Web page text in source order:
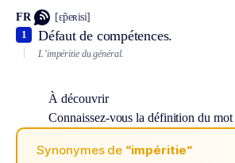
FR [ɛ̃peʀisi]
Défaut de compétences.
1
L’impéritie du général.
À découvrir
Connaissez-vous la définition du mot
Synonymes de “impéritie“